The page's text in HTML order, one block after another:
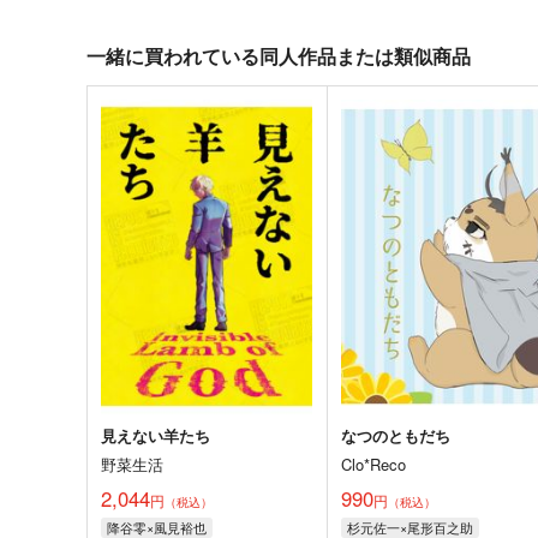
一緒に買われている同人作品または類似商品
見えない羊たち
野菜生活
2,044円 （税込）
降谷零×風見裕也
なつのともだち
Clo*Reco
990円 （税込）
杉元佐一×尾形百之助